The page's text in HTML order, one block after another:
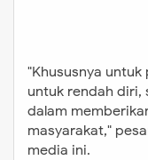
"Khususnya
untuk rendah diri,
dalam
masyarakat,"
media ini.